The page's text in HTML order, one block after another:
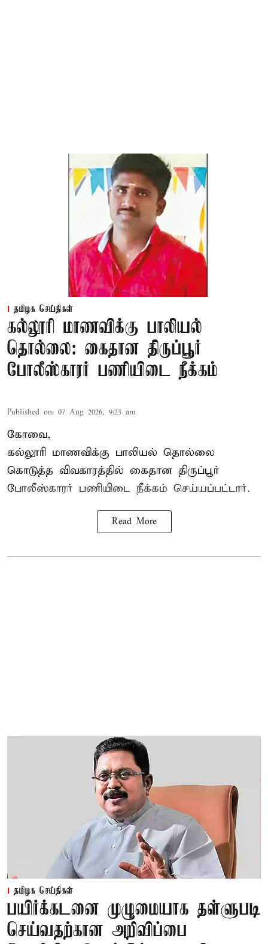
தமிழக செய்திகள்
கல்லூரி மாணவிக்கு பாலியல்
தொல்லை: கைதான திருப்பூர்
போலீஸ்காரர் பணியிடை நீக்கம்
Published on: 07 Aug 2026, 9:23 am
கோவை,
கல்லூரி மாணவிக்கு பாலியல் தொல்லை
கொடுத்த விவகாரத்தில் கைதான திருப்பூர்
போலீஸ்காரர் பணியிடை நீக்கம் செய்யப்பட்டார்.
Read More
தமிழக செய்திகள்
பயிர்க்கடனை முழுமையாக தள்ளுபடி
செய்வதற்கான அறிவிப்பை